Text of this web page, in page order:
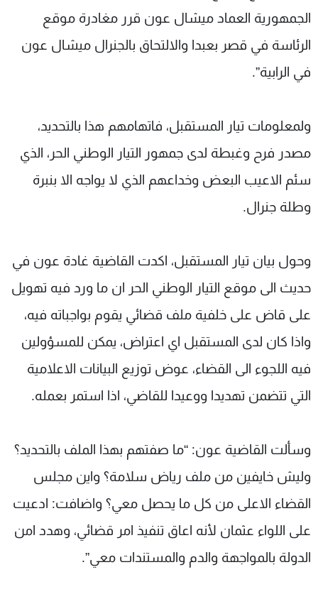
الجمهورية العماد ميشال عون قرر مغادرة موقع
الرئاسة في قصر بعبدا والالتحاق بالجنرال ميشال عون
في الرابية”.
ولمعلومات تيار المستقبل، فاتهامهم هذا بالتحديد،
مصدر فرح وغبطة لدى جمهور التيار الوطني الحر، الذي
سئم الاعيب البعض وخداعهم الذي لا يواجه الا بنبرة
وطلة جنرال.
وحول بيان تيار المستقبل، اكدت القاضية غادة عون في
حديث الى موقع التيار الوطني الحر ان ما ورد فيه تهويل
على قاض على خلفية ملف قضائي يقوم بواجباته فيه،
واذا كان لدى المستقبل اي اعتراض، يمكن للمسؤولين
فيه اللجوء الى القضاء، عوض توزيع البيانات الاعلامية
التي تتضمن تهديدا ووعيدا للقاضي، اذا استمر بعمله.
وسألت القاضية عون: “ما صفتهم بهذا الملف بالتحديد؟
وليش خايفين من ملف رياض سلامة؟ واين مجلس
القضاء الاعلى من كل ما يحصل معي؟ واضافت: ادعيت
على اللواء عثمان لأنه اعاق تنفيذ امر قضائي، وهدد امن
الدولة بالمواجهة والدم والمستندات معي”.